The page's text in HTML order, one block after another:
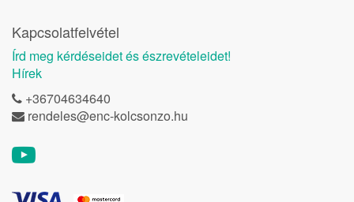
Kapcsolatfelvétel
Írd meg kérdéseidet és észrevételeidet!
Hírek
+36704634640
rendeles@enc-kolcsonzo.hu